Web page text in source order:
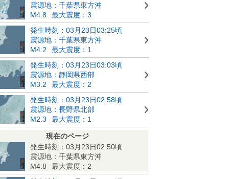
震源地：千葉県東方沖
M4.8
最大震度：3
発生時刻：03月23日03:25頃
震源地：千葉県東方沖
M4.2
最大震度：1
発生時刻：03月23日03:03頃
震源地：静岡県西部
M3.2
最大震度：2
発生時刻：03月23日02:58頃
震源地：長野県北部
M2.3
最大震度：1
現在のページ
発生時刻：03月23日02:50頃
震源地：千葉県東方沖
M4.8
最大震度：2